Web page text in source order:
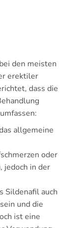
den meisten
erektiler
dass die
allgemeine
oder
jedoch in der
Sildenafil auch
und die
ist eine